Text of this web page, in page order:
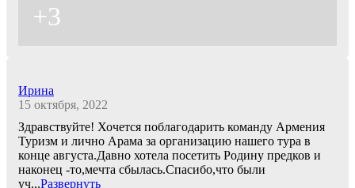
+3
Ирина
15 октября, 2022
Здравствуйте! Хочется поблагодарить команду Армения
Туризм и лично Арама за организацию нашего тура в
конце августа.Давно хотела посетить Родину предков и
наконец -то,мечта сбылась.Спасибо,что были
уч...Развернуть